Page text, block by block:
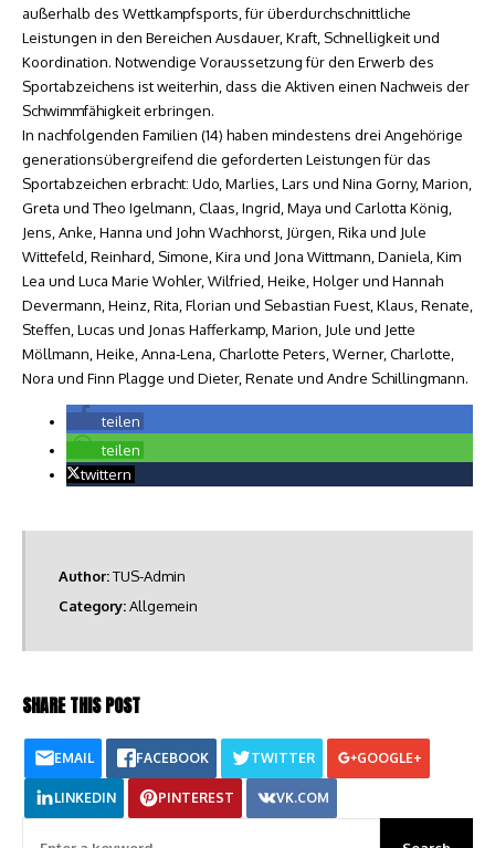
außerhalb des Wettkampfsports, für überdurchschnittliche
Leistungen in den Bereichen Ausdauer, Kraft, Schnelligkeit und
Koordination. Notwendige Voraussetzung für den Erwerb des
Sportabzeichens ist weiterhin, dass die Aktiven einen Nachweis der
Schwimmfähigkeit erbringen.
In nachfolgenden Familien (14) haben mindestens drei Angehörige
generationsübergreifend die geforderten Leistungen für das
Sportabzeichen erbracht: Udo, Marlies, Lars und Nina Gorny, Marion,
Greta und Theo Igelmann, Claas, Ingrid, Maya und Carlotta König,
Jens, Anke, Hanna und John Wachhorst, Jürgen, Rika und Jule
Wittefeld, Reinhard, Simone, Kira und Jona Wittmann, Daniela, Kim
Lea und Luca Marie Wohler, Wilfried, Heike, Holger und Hannah
Devermann, Heinz, Rita, Florian und Sebastian Fuest, Klaus, Renate,
Steffen, Lucas und Jonas Hafferkamp, Marion, Jule und Jette
Möllmann, Heike, Anna-Lena, Charlotte Peters, Werner, Charlotte,
Nora und Finn Plagge und Dieter, Renate und Andre Schillingmann.
teilen
teilen
twittern
Author:TUS-Admin
Category:Allgemein
SHARE THIS POST
EMAIL FACEBOOK TWITTER GOOGLE+
LINKEDIN PINTEREST VK.COM